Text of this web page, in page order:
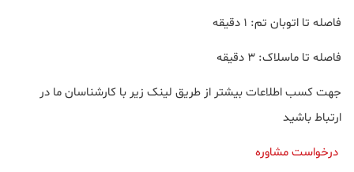
فاصله تا اتوبان تم: ۱ دقیقه
فاصله تا ماسلاک: ۳ دقیقه
جهت کسب اطلاعات بیشتر از طریق لینک زیر با کارشناسان ما در
ارتباط باشید
درخواست مشاوره